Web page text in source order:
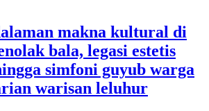
makna kultural di
bala, legasi estetis
simfoni guyub warga
warisan leluhur